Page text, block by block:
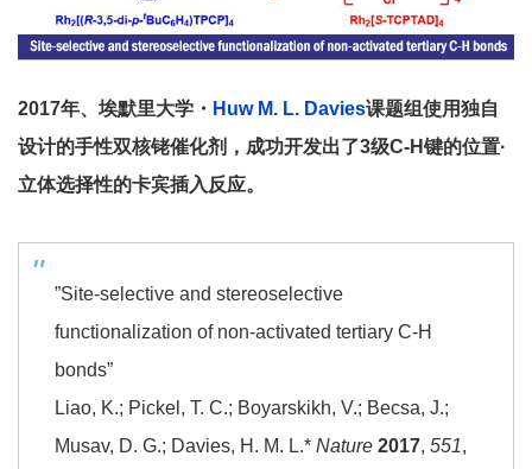
2017年、埃默里大学・ Huw M. L. Davies课题组使用独自
设计的手性双核铑催化剂，成功开发出了3级C-H键的位置·
立体选择性的卡宾插入反应。
”Site-selective and stereoselective
functionalization of non-activated tertiary C-H
bonds”
Liao, K.; Pickel, T. C.; Boyarskikh, V.; Becsa, J.;
Musav, D. G.; Davies, H. M. L.* Nature 2017, 551,